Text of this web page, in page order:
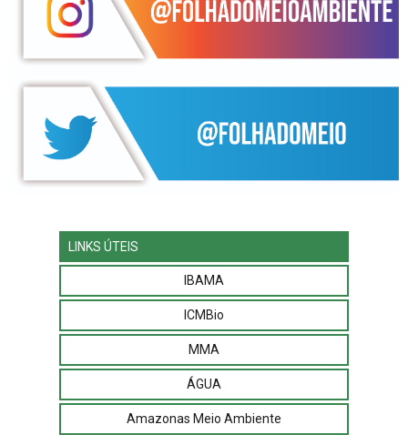
LINKS ÚTEIS
IBAMA
ICMBio
MMA
ÁGUA
Amazonas Meio Ambiente